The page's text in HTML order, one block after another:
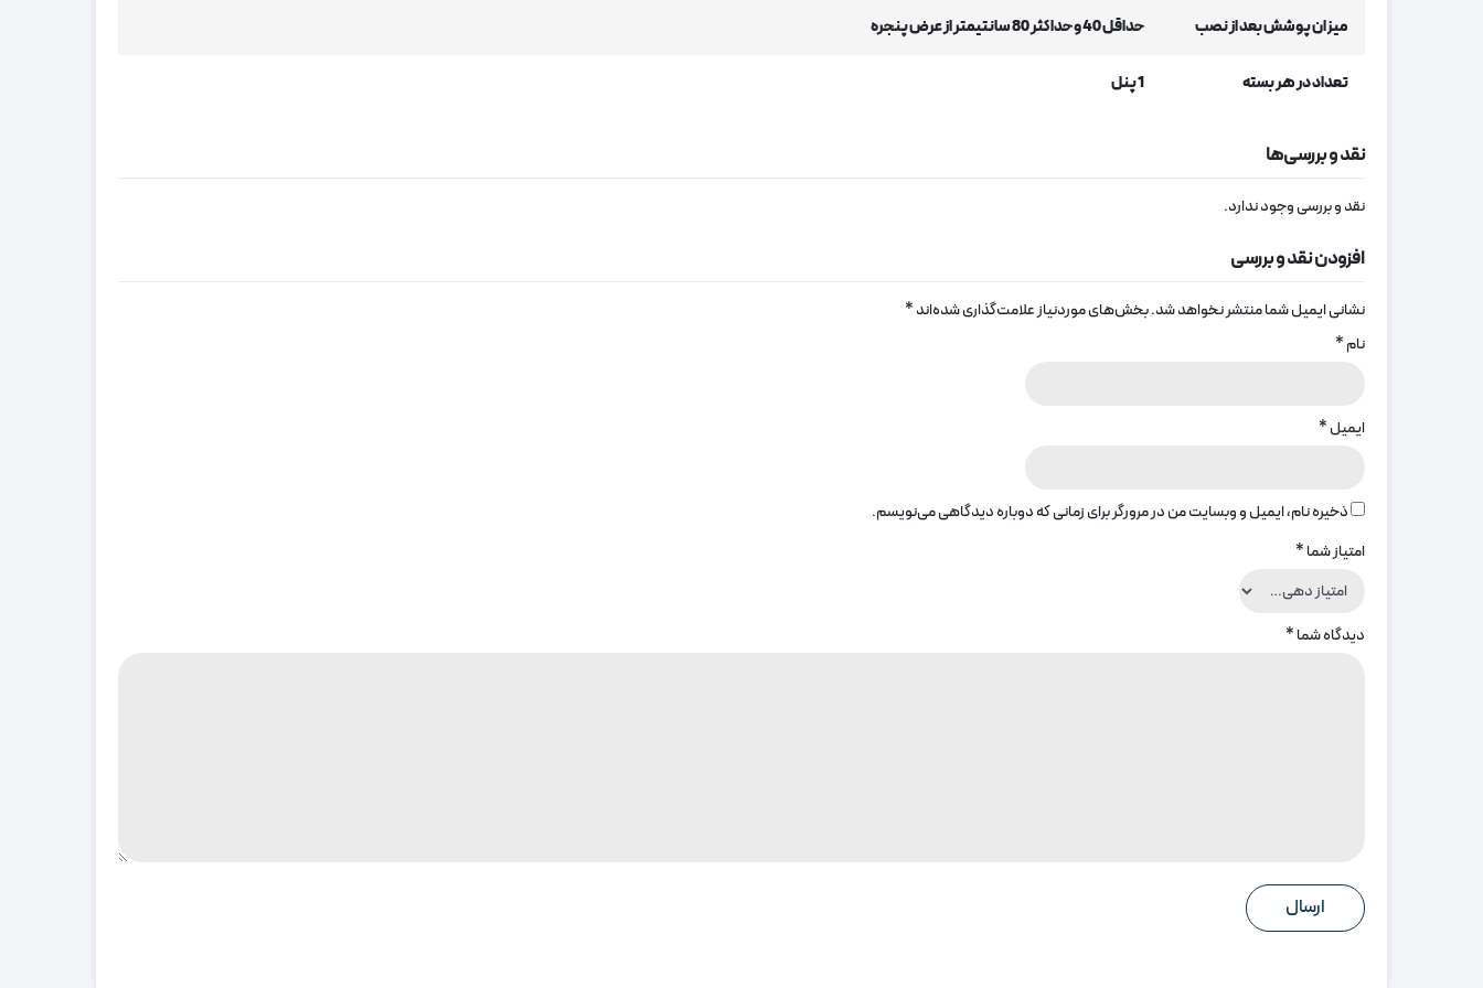
میزان پوشش بعد از نصب حداقل 40 و حداکثر 80 سانتیمتر از عرض پنجره
تعداد در هر بسته 1 پنل
نقد و بررسی‌ها
نقد و بررسی وجود ندارد.
افزودن نقد و بررسی
نشانی ایمیل شما منتشر نخواهد شد.بخش‌های موردنیاز علامت‌گذاری شده‌اند*
نام*
ایمیل*
ذخیره نام، ایمیل و وبسایت من در مرورگر برای زمانی که دوباره دیدگاهی می‌نویسم.
امتیاز شما*
دیدگاه شما*